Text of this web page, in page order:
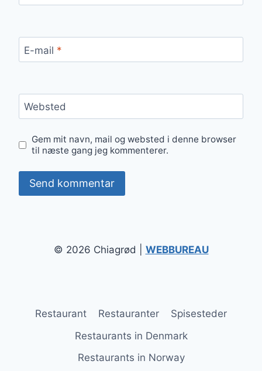
E-mail *
Websted
Gem mit navn, mail og websted i denne browser
til næste gang jeg kommenterer.
© 2026 Chiagrød | WEBBUREAU
Restaurant Restauranter
Spisesteder
Restaurants in Denmark
Restaurants in Norway